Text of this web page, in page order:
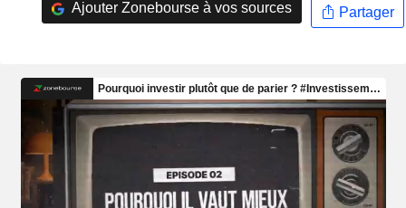
Ajouter Zonebourse à vos sources Partager